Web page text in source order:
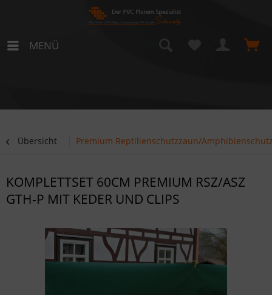
MENÜ
Übersicht Premium Reptilienschutzzaun/
KOMPLETTSET 60CM PREMIUM RSZ/ASZ
GTH-P MIT KEDER UND CLIPS